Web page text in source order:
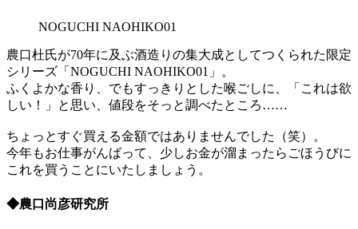
NOGUCHI NAOHIKO01
農口杜氏が70年に及ぶ酒造りの集大成としてつくられた限定
シリーズ「NOGUCHI NAOHIKO01」。
ふくよかな香り、でもすっきりとした喉ごしに、「これは欲
しい！」と思い、値段をそっと調べたところ……
ちょっとすぐ買える金額ではありませんでした（笑）。
今年もお仕事がんばって、少しお金が溜まったらごほうびに
これを買うことにいたしましょう。
◆農口尚彦研究所